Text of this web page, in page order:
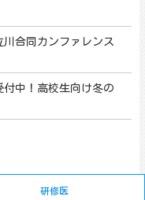
川合同カンファレンス
付中！高校生向け冬の
研修医